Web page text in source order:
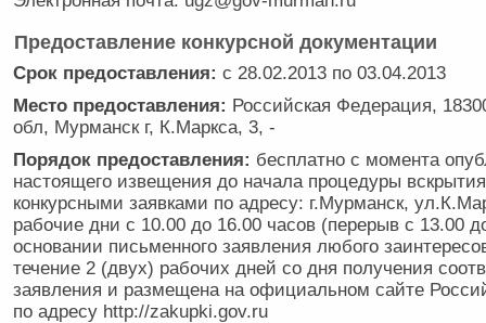
Предоставление конкурсной документации
Срок предоставления: с 28.02.2013 по 03.04.2013
Место предоставления: Российская Федерация,
обл, Мурманск г, К.Маркса, 3, -
Порядок предоставления: бесплатно с момента
настоящего извещения до начала процедуры
конкурсными заявками по адресу: г.Мурманск,
рабочие дни с 10.00 до 16.00 часов (перерыв с 13.00
основании письменного заявления любого
течение 2 (двух) рабочих дней со дня получения
заявления и размещена на официальном сайте
по адресу http://zakupki.gov.ru